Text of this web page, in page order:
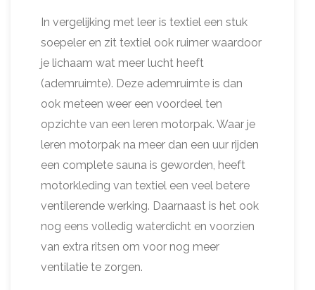
In vergelijking met leer is textiel een stuk
soepeler en zit textiel ook ruimer waardoor
je lichaam wat meer lucht heeft
(ademruimte). Deze ademruimte is dan
ook meteen weer een voordeel ten
opzichte van een leren motorpak. Waar je
leren motorpak na meer dan een uur rijden
een complete sauna is geworden, heeft
motorkleding van textiel een veel betere
ventilerende werking. Daarnaast is het ook
nog eens volledig waterdicht en voorzien
van extra ritsen om voor nog meer
ventilatie te zorgen.